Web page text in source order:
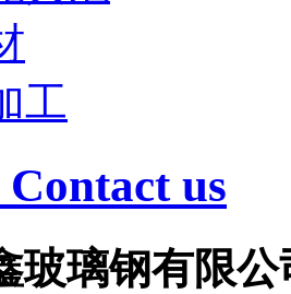
工
us
玻璃钢有限公